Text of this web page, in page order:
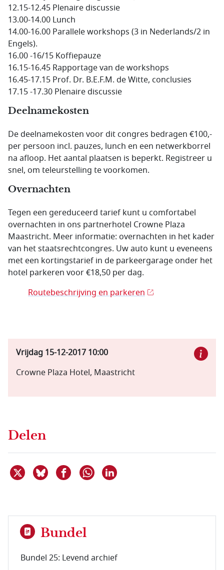
12.15-12.45 Plenaire discussie
13.00-14.00 Lunch
14.00-16.00 Parallele workshops (3 in Nederlands/2 in
Engels).
16.00 -16/15 Koffiepauze
16.15-16.45 Rapportage van de workshops
16.45-17.15 Prof. Dr. B.E.F.M. de Witte, conclusies
17.15 -17.30 Plenaire discussie
Deelnamekosten
De deelnamekosten voor dit congres bedragen €100,-
per persoon incl. pauzes, lunch en een netwerkborrel
na afloop. Het aantal plaatsen is beperkt. Registreer u
snel, om teleurstelling te voorkomen.
Overnachten
Tegen een gereduceerd tarief kunt u comfortabel
overnachten in ons partnerhotel Crowne Plaza
Maastricht. Meer informatie: overnachten in het kader
van het staatsrechtcongres. Uw auto kunt u eveneens
met een kortingstarief in de parkeergarage onder het
hotel parkeren voor €18,50 per dag.
Routebeschrijving en parkeren
Vrijdag 15-12-2017 10:00
Crowne Plaza Hotel, Maastricht
Delen
Deel dit item op X
Deel dit item op Bluesky
Deel dit item op Facebook
Delen via WhatsApp
Bundel
Bundel 25: Levend archief